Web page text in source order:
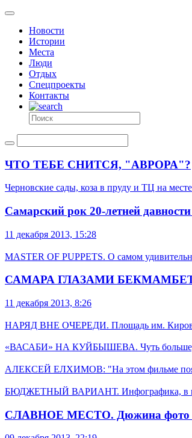
Новости
Истории
Места
Люди
Отдых
Спецпроекты
Контакты
ЧТО ТЕБЕ СНИТСЯ, "АВРОРА"?
Черновские сады, коза в пруду и ТЦ на
Самарский рок 20-летней
11 декабря 2013, 15:28
MASTER OF PUPPETS. О самом
САМАРА ГЛАЗАМИ БЕКМАМБЕТОВА.
11 декабря 2013, 8:26
НАРЯД ВНЕ ОЧЕРЕДИ. Площадь им.
«ВАСАБИ» НА КУЙБЫШЕВА. Чуть больше,
АЛЕКСЕЙ ЕЛХИМОВ: "На этом фильме
БЮДЖЕТНЫЙ ВАРИАНТ. Инфографика, в
СЛАВНОЕ МЕСТО. Дюжина фото о